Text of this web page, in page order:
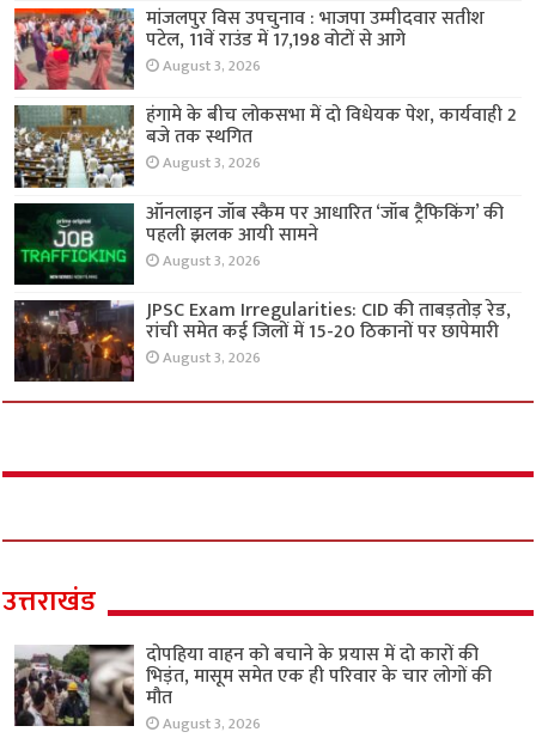
मांजलपुर विस उपचुनाव : भाजपा उम्मीदवार सतीश
पटेल, 11वें राउंड में 17,198 वोटों से आगे
August 3, 2026
हंगामे के बीच लोकसभा में दो विधेयक पेश, कार्यवाही 2
बजे तक स्थगित
August 3, 2026
ऑनलाइन जॉब स्कैम पर आधारित ‘जॉब ट्रैफिकिंग’ की
पहली झलक आयी सामने
August 3, 2026
JPSC Exam Irregularities: CID की ताबड़तोड़ रेड,
रांची समेत कई जिलों में 15-20 ठिकानों पर छापेमारी
August 3, 2026
उत्तराखंड
दोपहिया वाहन को बचाने के प्रयास में दो कारों की
भिड़ंत, मासूम समेत एक ही परिवार के चार लोगों की
मौत
August 3, 2026